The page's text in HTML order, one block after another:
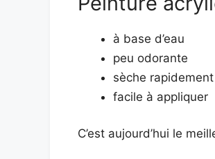
à base d’eau
peu odorante
sèche rapidement
facile à appliquer
C’est aujourd’hui le